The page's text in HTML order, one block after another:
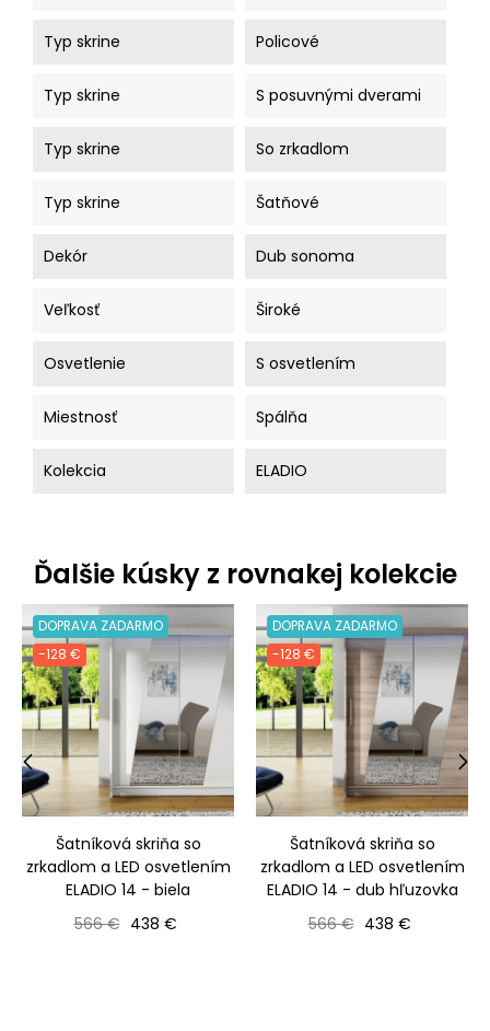
Typ skrine Policové
Typ skrine S posuvnými dverami
Typ skrine So zrkadlom
Typ skrine Šatňové
Dekór Dub sonoma
Veľkosť Široké
Osvetlenie S osvetlením
Miestnosť Spálňa
Kolekcia ELADIO
Ďalšie kúsky z rovnakej kolekcie
DOPRAVA ZADARMO
-128 €
Šatníková skriňa so
zrkadlom a LED osvetlením
ELADIO 14 - biela
Bežná cena
566 € Cena
438 €
DOPRAVA ZADARMO
-128 €
Šatníková skriňa so
zrkadlom a LED osvetlením
ELADIO 14 - dub hľuzovka
Bežná cena
566 € Cena
438 €
‹ ›